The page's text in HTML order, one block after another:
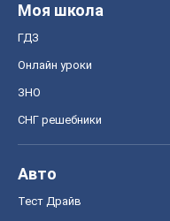
Моя школа
ГДЗ
Онлайн уроки
ЗНО
СНГ решебники
Авто
Тест Драйв